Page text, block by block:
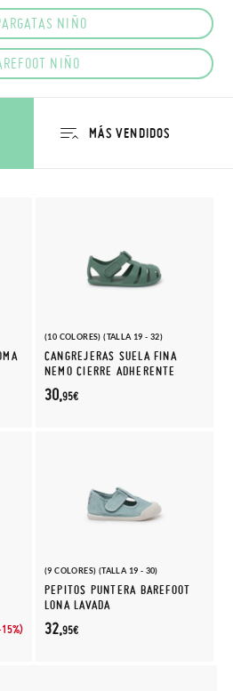
NIÑO
NIÑO
(10 COLORES) (TALLA 19 - 32)
CANGREJERAS SUELA FINA
NEMO CIERRE ADHERENTE
30,95€
(9 COLORES) (TALLA 19 - 30)
PEPITOS PUNTERA BAREFOOT
LONA LAVADA
32,95€